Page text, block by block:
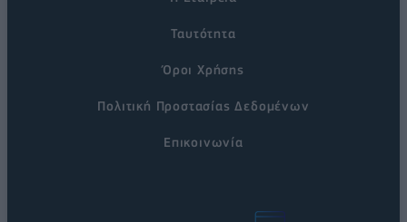
Ταυτότητα
Όροι Χρήσης
Πολιτική Προστασίας Δεδομένων
Επικοινωνία